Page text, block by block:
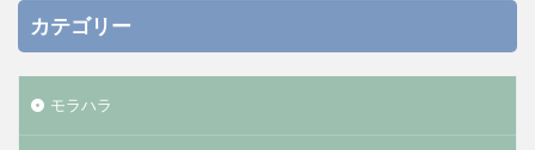
カテゴリー
モラハラ